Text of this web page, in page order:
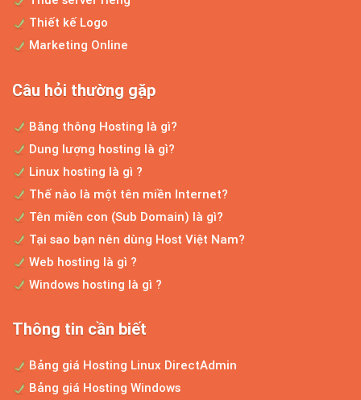
Thiết kế Logo
Marketing Online
Câu hỏi thường gặp
Băng thông Hosting là gì?
Dung lượng hosting là gì?
Linux hosting là gì ?
Thế nào là một tên miền Internet?
Tên miền con (Sub Domain) là gì?
Tại sao bạn nên dùng Host Việt Nam?
Web hosting là gì ?
Windows hosting là gì ?
Thông tin cần biết
Bảng giá Hosting Linux DirectAdmin
Bảng giá Hosting Windows